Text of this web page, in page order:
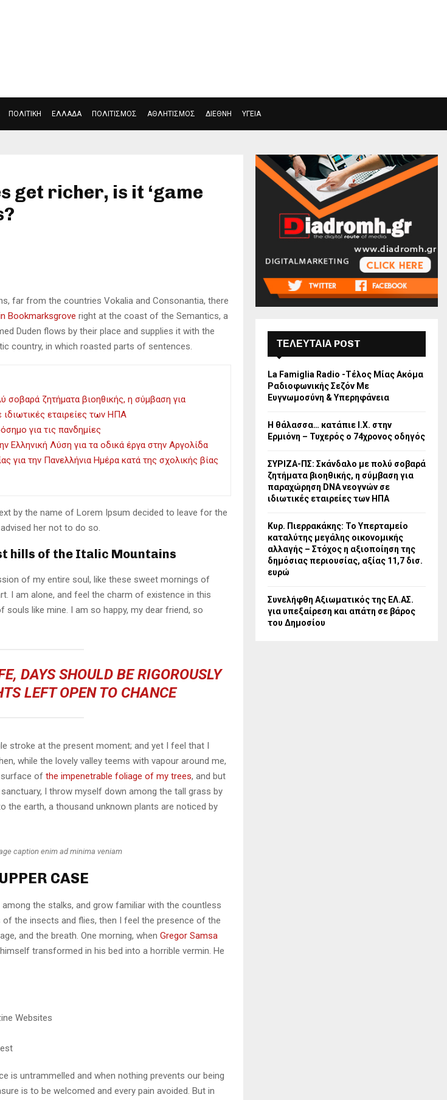
ΠΟΛΙΤΙΚΗ ΕΛΛΑΔΑ ΠΟΛΙΤΙΣΜΟΣ ΑΘΛΗΤΙΣΜΟΣ ΔΙΕΘΝΗ ΥΓΕΙΑ
get richer, is it ‘game
far from the countries Vokalia and Consonantia, there
Bookmarksgrove right at the coast of the Semantics, a
Duden flows by their place and supplies it with the
country, in which roasted parts of sentences.
ζητήματα βιοηθικής, η σύμβαση για
εταιρείες των ΗΠΑ
για τις πανδημίες
Ελληνική Λύση για τα οδικά έργα στην Αργολίδα
για την Πανελλήνια Ημέρα κατά της σχολικής βίας
by the name of Lorem Ipsum decided to leave for the
her not to do so.
hills of the Italic Mountains
of my entire soul, like these sweet mornings of
I am alone, and feel the charm of existence in this
like mine. I am so happy, my dear friend, so
DAYS SHOULD BE RIGOROUSLY
LEFT OPEN TO CHANCE
stroke at the present moment; and yet I feel that I
while the lovely valley teems with vapour around me,
surface of the impenetrable foliage of my trees, and but
I throw myself down among the tall grass by
the earth, a thousand unknown plants are noticed by
caption enim ad minima veniam
CASE
the stalks, and grow familiar with the countless
the insects and flies, then I feel the presence of the
and the breath. One morning, when Gregor Samsa
transformed in his bed into a horrible vermin. He
Websites
is untrammelled and when nothing prevents our being
is to be welcomed and every pain avoided. But in
ΤΕΛΕΥΤΑΙΑ POST
La Famiglia Radio -Τέλος Μίας Ακόμα
Ραδιοφωνικής Σεζόν Με
Ευγνωμοσύνη & Υπερηφάνεια
Η θάλασσα… κατάπιε Ι.Χ. στην
Ερμιόνη – Τυχερός ο 74χρονος οδηγός
ΣΥΡΙΖΑ-ΠΣ: Σκάνδαλο με πολύ σοβαρά
ζητήματα βιοηθικής, η σύμβαση για
παραχώρηση DNA νεογνών σε
ιδιωτικές εταιρείες των ΗΠΑ
Κυρ. Πιερρακάκης: Το Υπερταμείο
καταλύτης μεγάλης οικονομικής
αλλαγής – Στόχος η αξιοποίηση της
δημόσιας περιουσίας, αξίας 11,7 δισ.
ευρώ
Συνελήφθη Αξιωματικός της ΕΛ.ΑΣ.
για υπεξαίρεση και απάτη σε βάρος
του Δημοσίου